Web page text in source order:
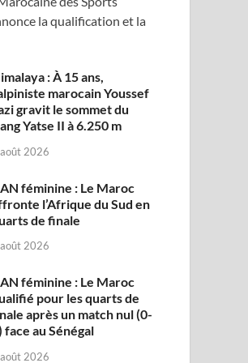
la qualification et la
: À 15 ans,
marocain Youssef
gravit le sommet du
Yatse II à 6.250 m
2026
féminine : Le Maroc
l’Afrique du Sud en
de finale
2026
féminine : Le Maroc
pour les quarts de
après un match nul (0-
face au Sénégal
2026